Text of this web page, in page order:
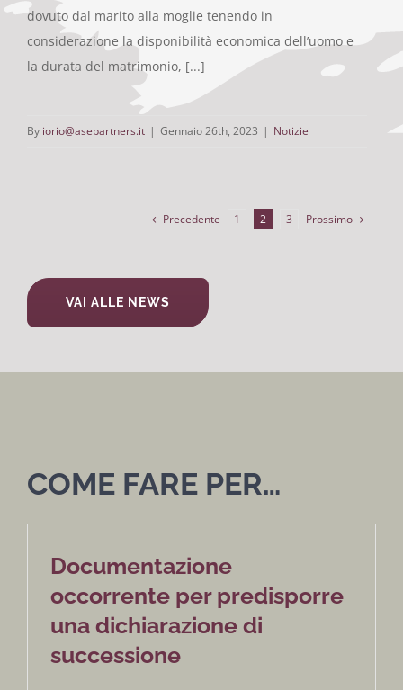
dovuto dal marito alla moglie tenendo in
considerazione la disponibilità economica dell’uomo e
la durata del matrimonio, [...]
By iorio@asepartners.it | Gennaio 26th, 2023 | Notizie
Precedente 1 2 3 Prossimo
VAI ALLE NEWS
COME FARE PER…
Documentazione
occorrente per predisporre
una dichiarazione di
successione